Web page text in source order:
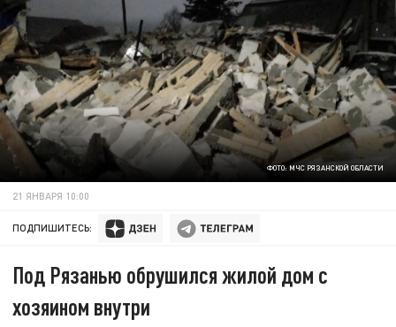
ФОТО: МЧС РЯЗАНСКОЙ ОБЛАСТИ
21 ЯНВАРЯ 10:00
ПОДПИШИТЕСЬ:
Под Рязанью обрушился жилой дом с
хозяином внутри